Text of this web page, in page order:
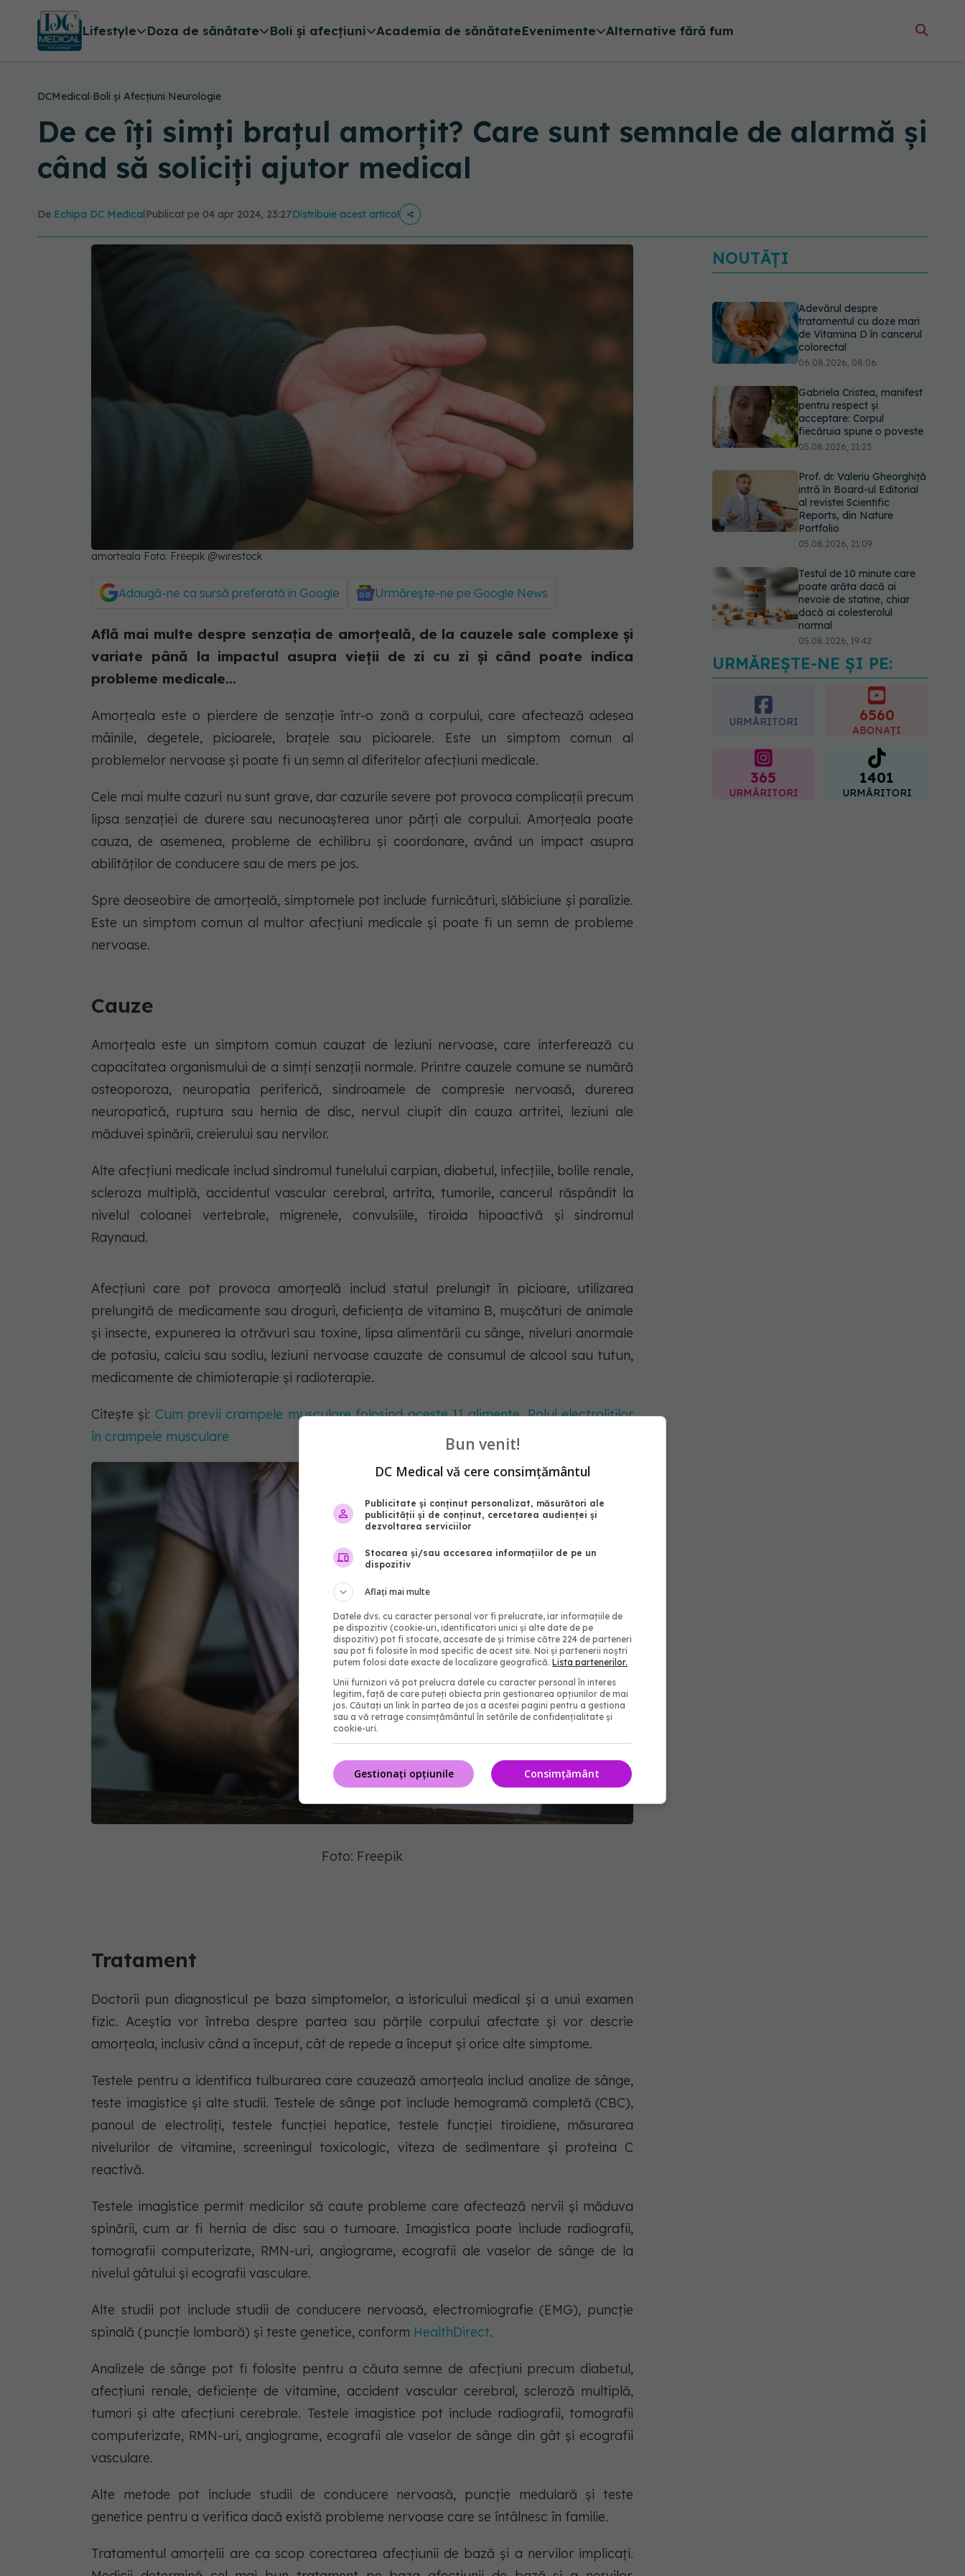
Lifestyle Doza de sănătate Boli și afecțiuni Academia de sănătateEvenimente Alternative fără fum
DCMedical›Boli și Afecțiuni›Neurologie
De ce îți simți brațul amorțit? Care sunt semnale de alarmă și
când să soliciți ajutor medical
De Echipa DC Medical Publicat pe 04 apr 2024, 23:27Distribuie acest articol
amorteala Foto: Freepik @wirestock
Adaugă-ne ca sursă preferată în Google Urmărește-ne pe Google News
Află mai multe despre senzația de amorțeală, de la cauzele sale complexe și
variate până la impactul asupra vieții de zi cu zi și când poate indica
probleme medicale...
Amorțeala este o pierdere de senzație într-o zonă a corpului, care afectează adesea
mâinile, degetele, picioarele, brațele sau picioarele. Este un simptom comun al
problemelor nervoase și poate fi un semn al diferitelor afecțiuni medicale.
Cele mai multe cazuri nu sunt grave, dar cazurile severe pot provoca complicații precum
lipsa senzației de durere sau necunoașterea unor părți ale corpului. Amorțeala poate
cauza, de asemenea, probleme de echilibru și coordonare, având un impact asupra
abilităților de conducere sau de mers pe jos.
Spre deoseobire de amorțeală, simptomele pot include furnicături, slăbiciune și paralizie.
Este un simptom comun al multor afecțiuni medicale și poate fi un semn de probleme
nervoase.
Cauze
Amorțeala este un simptom comun cauzat de leziuni nervoase, care interferează cu
capacitatea organismului de a simți senzații normale. Printre cauzele comune se numără
osteoporoza, neuropatia periferică, sindroamele de compresie nervoasă, durerea
neuropatică, ruptura sau hernia de disc, nervul ciupit din cauza artritei, leziuni ale
măduvei spinării, creierului sau nervilor.
Alte afecțiuni medicale includ sindromul tunelului carpian, diabetul, infecțiile, bolile renale,
scleroza multiplă, accidentul vascular cerebral, artrita, tumorile, cancerul răspândit la
nivelul coloanei vertebrale, migrenele, convulsiile, tiroida hipoactivă și sindromul
Raynaud.
Afecțiuni care pot provoca amorțeală includ statul prelungit în picioare, utilizarea
prelungită de medicamente sau droguri, deficiența de vitamina B, mușcături de animale
și insecte, expunerea la otrăvuri sau toxine, lipsa alimentării cu sânge, niveluri anormale
de potasiu, calciu sau sodiu, leziuni nervoase cauzate de consumul de alcool sau tutun,
medicamente de chimioterapie și radioterapie.
Citește și: Cum previi crampele musculare folosind aceste 11 alimente. Rolul electroliților
în crampele musculare
Foto: Freepik
Tratament
Doctorii pun diagnosticul pe baza simptomelor, a istoricului medical și a unui examen
fizic. Aceștia vor întreba despre partea sau părțile corpului afectate și vor descrie
amorțeala, inclusiv când a început, cât de repede a început și orice alte simptome.
Testele pentru a identifica tulburarea care cauzează amorțeala includ analize de sânge,
teste imagistice și alte studii. Testele de sânge pot include hemogramă completă (CBC),
panoul de electroliți, testele funcției hepatice, testele funcției tiroidiene, măsurarea
nivelurilor de vitamine, screeningul toxicologic, viteza de sedimentare și proteina C
reactivă.
Testele imagistice permit medicilor să caute probleme care afectează nervii și măduva
spinării, cum ar fi hernia de disc sau o tumoare. Imagistica poate include radiografii,
tomografii computerizate, RMN-uri, angiograme, ecografii ale vaselor de sânge de la
nivelul gâtului și ecografii vasculare.
Alte studii pot include studii de conducere nervoasă, electromiografie (EMG), puncție
spinală (puncție lombară) și teste genetice, conform HealthDirect.
Analizele de sânge pot fi folosite pentru a căuta semne de afecțiuni precum diabetul,
afecțiuni renale, deficiențe de vitamine, accident vascular cerebral, scleroză multiplă,
tumori și alte afecțiuni cerebrale. Testele imagistice pot include radiografii, tomografii
computerizate, RMN-uri, angiograme, ecografii ale vaselor de sânge din gât și ecografii
vasculare.
Alte metode pot include studii de conducere nervoasă, puncție medulară și teste
genetice pentru a verifica dacă există probleme nervoase care se întâlnesc în familie.
Tratamentul amorțelii are ca scop corectarea afecțiunii de bază și a nervilor implicați.
NOUTĂȚI
Adevărul despre
tratamentul cu doze mari
de Vitamina D în cancerul
colorectal
06.08.2026, 08:06
Gabriela Cristea, manifest
pentru respect și
acceptare: Corpul
fiecăruia spune o poveste
05.08.2026, 21:23
Prof. dr. Valeriu Gheorghiță
intră în Board-ul Editorial
al revistei Scientific
Reports, din Nature
Portfolio
05.08.2026, 21:09
Testul de 10 minute care
poate arăta dacă ai
nevoie de statine, chiar
dacă ai colesterolul
normal
05.08.2026, 19:42
Pepenele roșu sau cel
galben: care crește
glicemia mai repede.
Răspunsul unui medic
URMĂREȘTE-NE ȘI PE:
URMĂRITORI 6560
ABONAȚI
365
URMĂRITORI
1401
URMĂRITORI
Bun venit!
DC Medical vă cere consimțământul
Publicitate și conținut personalizat, măsurători ale
publicității și de conținut, cercetarea audienței și
dezvoltarea serviciilor
Stocarea și/sau accesarea informațiilor de pe un
dispozitiv
Aflați mai multe
Datele dvs. cu caracter personal vor fi prelucrate, iar informațiile de
pe dispozitiv (cookie-uri, identificatori unici și alte date de pe
dispozitiv) pot fi stocate, accesate de și trimise către 224 de parteneri
sau pot fi folosite în mod specific de acest site. Noi și partenerii noștri
putem folosi date exacte de localizare geografică. Lista partenerilor.
Unii furnizori vă pot prelucra datele cu caracter personal în interes
legitim, față de care puteți obiecta prin gestionarea opțiunilor de mai
jos. Căutați un link în partea de jos a acestei pagini pentru a gestiona
sau a vă retrage consimțământul în setările de confidențialitate și
cookie-uri.
Consimțământ
Gestionați opțiunile